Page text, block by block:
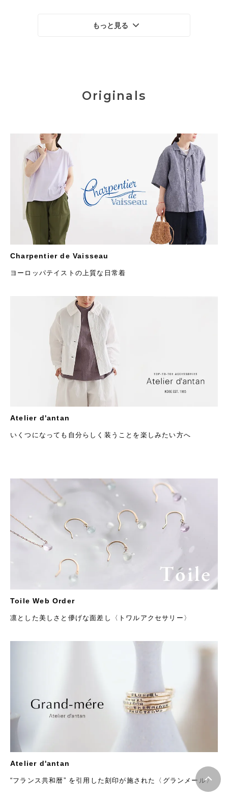
もっと見る
Originals
Charpentier de Vaisseau
ヨーロッパテイストの上質な日常着
Atelier d'antan
いくつになっても自分らしく装うことを楽しみたい方へ
Toile Web Order
凛とした美しさと儚げな面差し〈トワルアクセサリー〉
Atelier d'antan
“フランス共和暦” を引用した刻印が施された〈グランメール〉